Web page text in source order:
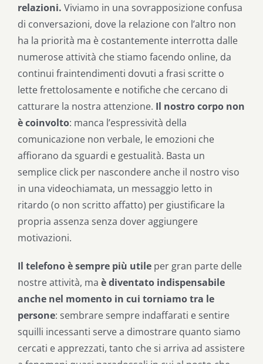
relazioni. Viviamo in una sovrapposizione confusa
di conversazioni, dove la relazione con l’altro non
ha la priorità ma è costantemente interrotta dalle
numerose attività che stiamo facendo online, da
continui fraintendimenti dovuti a frasi scritte o
lette frettolosamente e notifiche che cercano di
catturare la nostra attenzione. Il nostro corpo non
è coinvolto: manca l’espressività della
comunicazione non verbale, le emozioni che
affiorano da sguardi e gestualità. Basta un
semplice click per nascondere anche il nostro viso
in una videochiamata, un messaggio letto in
ritardo (o non scritto affatto) per giustificare la
propria assenza senza dover aggiungere
motivazioni.
Il telefono è sempre più utile per gran parte delle
nostre attività, ma è diventato indispensabile
anche nel momento in cui torniamo tra le
persone: sembrare sempre indaffarati e sentire
squilli incessanti serve a dimostrare quanto siamo
cercati e apprezzati, tanto che si arriva ad assistere